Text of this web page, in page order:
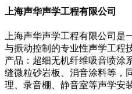
上海声华声学工程有限公司
上海声华声学工程有限公司
与振动控制的专业性声学工程
产品：超细无机纤维吸音喷涂
缝微粒砂岩板、消音涂料等，
理、录音棚、静音室等声学安